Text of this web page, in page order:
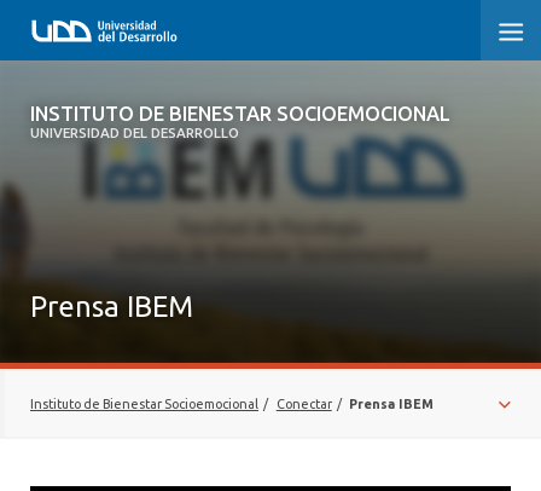
INSTITUTO DE BIENESTAR SOCIOEMOCIONAL
UNIVERSIDAD DEL DESARROLLO
INSTITUTO DE BIENESTAR
SOCIOEMOCIONAL
FORMAR
CONTACTO
Prensa IBEM
Instituto de Bienestar Socioemocional / Conectar / Prensa IBEM